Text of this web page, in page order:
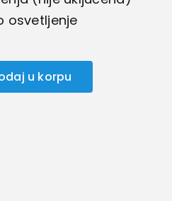
osvetljenje
u korpu